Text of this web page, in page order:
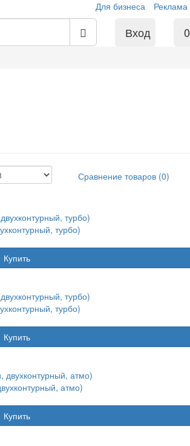
Для бизнеса Реклама
Вход 0
Сравнение товаров (0)
турбо)
Купить
турбо)
Купить
атмо)
Купить